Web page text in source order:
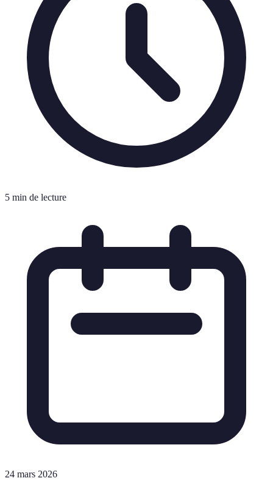
5 min de lecture
24 mars 2026